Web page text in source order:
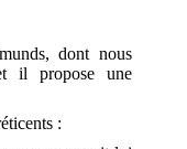
dont nous
il propose une
: